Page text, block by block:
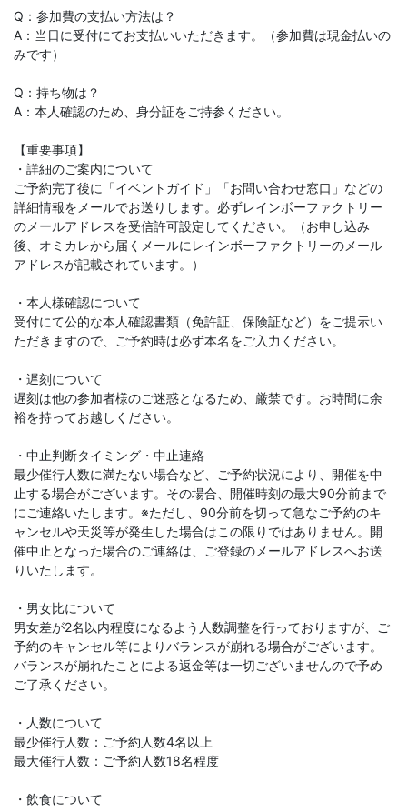
Q：参加費の支払い方法は？
A：当日に受付にてお支払いいただきます。（参加費は現金払いの
みです）
Q：持ち物は？
A：本人確認のため、身分証をご持参ください。
【重要事項】
・詳細のご案内について
ご予約完了後に「イベントガイド」「お問い合わせ窓口」などの
詳細情報をメールでお送りします。必ずレインボーファクトリー
のメールアドレスを受信許可設定してください。（お申し込み
後、オミカレから届くメールにレインボーファクトリーのメール
アドレスが記載されています。）
・本人様確認について
受付にて公的な本人確認書類（免許証、保険証など）をご提示い
ただきますので、ご予約時は必ず本名をご入力ください。
・遅刻について
遅刻は他の参加者様のご迷惑となるため、厳禁です。お時間に余
裕を持ってお越しください。
・中止判断タイミング・中止連絡
最少催行人数に満たない場合など、ご予約状況により、開催を中
止する場合がございます。その場合、開催時刻の最大90分前まで
にご連絡いたします。※ただし、90分前を切って急なご予約のキ
ャンセルや天災等が発生した場合はこの限りではありません。開
催中止となった場合のご連絡は、ご登録のメールアドレスへお送
りいたします。
・男女比について
男女差が2名以内程度になるよう人数調整を行っておりますが、ご
予約のキャンセル等によりバランスが崩れる場合がございます。
バランスが崩れたことによる返金等は一切ございませんので予め
ご了承ください。
・人数について
最少催行人数：ご予約人数4名以上
最大催行人数：ご予約人数18名程度
・飲食について